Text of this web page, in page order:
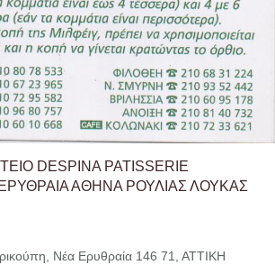
DESPINA PATISSERIE
ΑΘΗΝΑ ΡΟΥΛΙΑΣ ΛΟΥΚΑΣ
Νέα Ερυθραία 146 71, ΑΤΤΙΚΗ